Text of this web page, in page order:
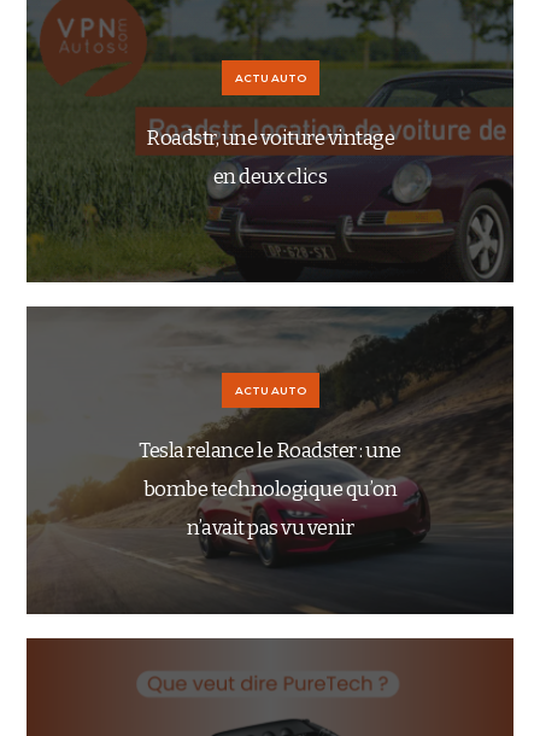
ACTU AUTO
Roadstr, une voiture vintage
en deux clics
ACTU AUTO
Tesla relance le Roadster : une
bombe technologique qu’on
n’avait pas vu venir